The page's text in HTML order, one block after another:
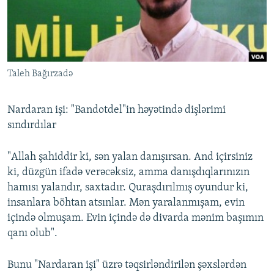
KARIKATURA
AZƏRBAYCAN ƏDƏBIYYATI KITABXANASI
İSLAM VƏ DEMOKRATIYA
İZ - MƏDƏNIYYƏT PROQRAMI
PEŞƏ ETIKASI VƏ JURNALISTIKA STANDARTLARIMIZ
MATERIALLARIMIZDAN ISTIFADƏ
AZADLIQRADIOSU MOBIL TELEFONUNUZDA
XƏBƏR BÜLLETENLƏRIMIZ
BIZI IZLƏ
RFE/RL-in bütün saytları
Taleh Bağırzadə
Nardaran işi: "Bandotdel"in həyətində dişlərimi
sındırdılar
"Allah şahiddir ki, sən yalan danışırsan. And içirsiniz
ki, düzgün ifadə verəcəksiz, amma danışdıqlarınızın
hamısı yalandır, saxtadır. Quraşdırılmış oyundur ki,
insanlara böhtan atsınlar. Mən yaralanmışam, evin
içində olmuşam. Evin içində də divarda mənim başımın
qanı olub".
Bunu "Nardaran işi" üzrə təqsirləndirilən şəxslərdən